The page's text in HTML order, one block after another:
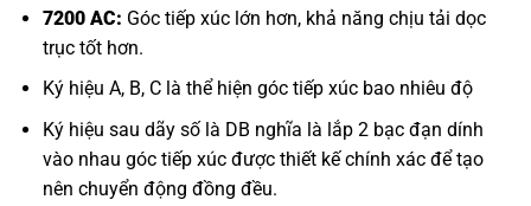
7200 AC: Góc tiếp xúc lớn hơn, khả năng chịu tải dọc
trục tốt hơn.
Ký hiệu A, B, C là thể hiện góc tiếp xúc bao nhiêu độ
Ký hiệu sau dãy số là DB nghĩa là lắp 2 bạc đạn dính
vào nhau góc tiếp xúc được thiết kế chính xác để tạo
nên chuyển động đồng đều.